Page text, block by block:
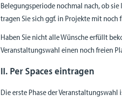
Belegungsperiode nochmal nach, ob
tragen Sie sich ggf. in Projekte mit noch
Haben Sie nicht alle Wünsche erfüllt
Veranstaltungswahl einen noch freien
II. Per Spaces eintragen
Die erste Phase der